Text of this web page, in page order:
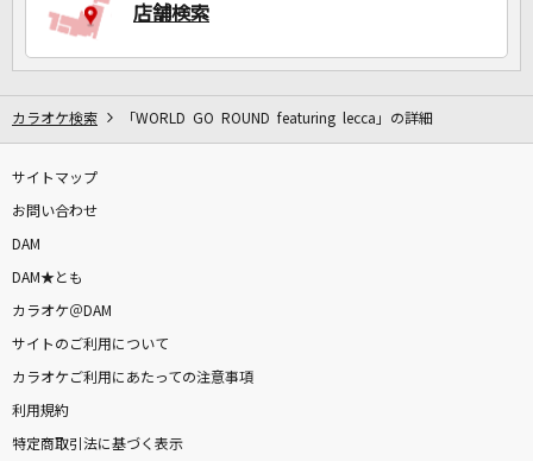
店舗検索
カラオケ検索 「WORLD GO ROUND featuring lecca」の詳細
サイトマップ
お問い合わせ
DAM
DAM★とも
カラオケ＠DAM
サイトのご利用について
カラオケご利用にあたっての注意事項
利用規約
特定商取引法に基づく表示